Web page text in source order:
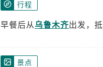
行程
早餐后从 乌鲁木齐出发，
景点